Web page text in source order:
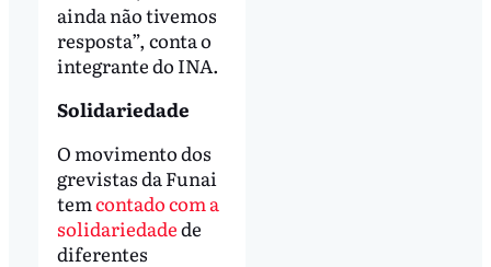
ainda não tivemos
resposta”, conta o
integrante do INA.
Solidariedade
O movimento dos
grevistas da Funai
temcontado com a
solidariedadede
diferentes